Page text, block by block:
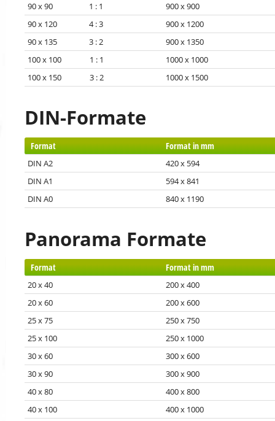
90 x 90 1 : 1
900 x 900
90 x 120 4 : 3
900 x 1200
90 x 135 3 : 2
900 x 1350
100 x 100 1 : 1
1000 x 1000
100 x 150 3 : 2
1000 x 1500
DIN-Formate
Format Format in mm
DIN A2
420 x 594
DIN A1
594 x 841
DIN A0
840 x 1190
Panorama Formate
Format Format in mm
20 x 40
200 x 400
20 x 60
200 x 600
25 x 75
250 x 750
25 x 100
250 x 1000
30 x 60
300 x 600
30 x 90
300 x 900
40 x 80
400 x 800
40 x 100
400 x 1000